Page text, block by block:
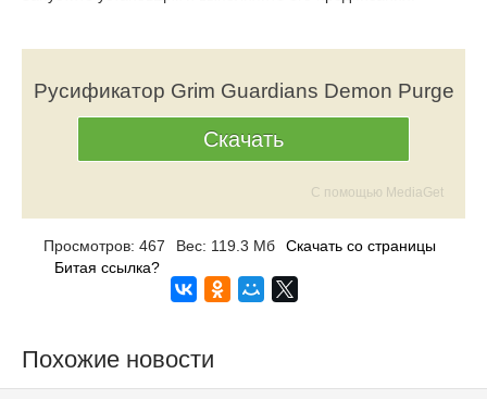
Русификатор Grim Guardians Demon Purge
Скачать
С помощью MediaGet
Просмотров: 467 Вес: 119.3 Мб
Скачать со страницы
Битая ссылка?
Похожие новости